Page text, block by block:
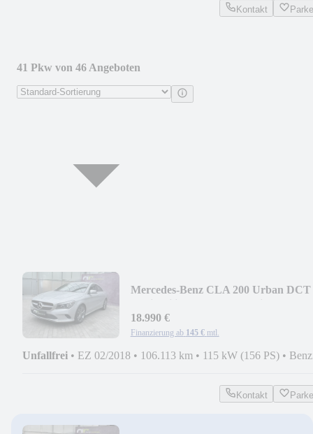
Kontakt
41 Pkw von 46 Angeboten
Mercedes-Benz CLA 200 Urban DCT
18.990 €
Finanzierung ab 145 € mtl.
Unfallfrei • EZ 02/2018 • 106.113 km • 115 kW (156 PS) •
Kontakt